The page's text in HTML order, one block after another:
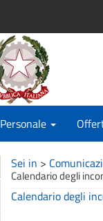
Personale
Sei in >
Calendario degli
Calendario degli